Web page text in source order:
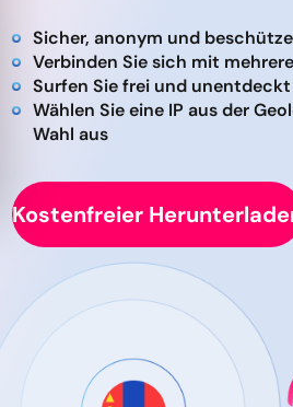
Sicher, anonym und
Verbinden Sie sich mit
Surfen Sie frei und
Wählen Sie eine IP aus der
Wahl aus
Kostenfreier